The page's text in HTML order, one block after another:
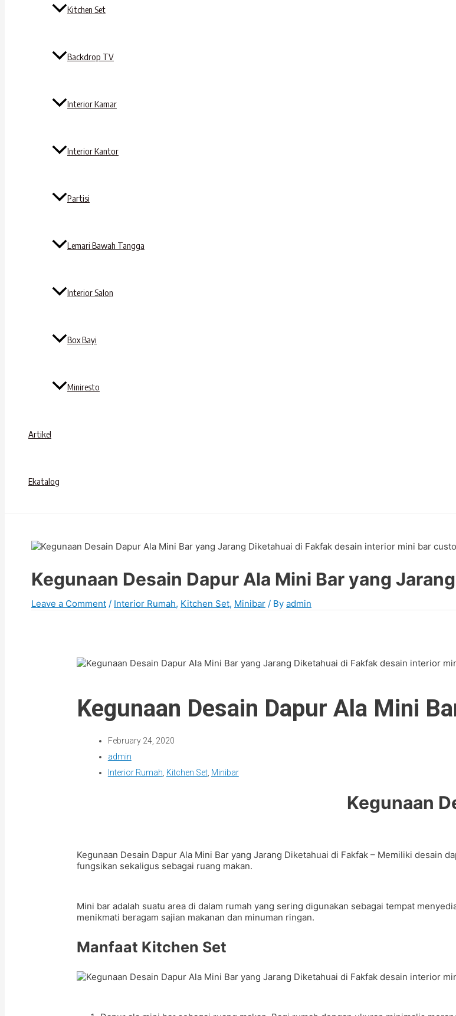
Kitchen Set
Backdrop TV
Interior Kamar
Interior Kantor
Partisi
Lemari Bawah Tangga
Interior Salon
Box Bayi
Miniresto
Artikel
Ekatalog
Kegunaan Desain Dapur Ala Mini Bar yang
Leave a Comment / Interior Rumah, Kitchen Set, Minibar / By admin
Kegunaan Desain Dapur Ala Mini
February 24, 2020
admin
Interior Rumah Kitchen Set, Minibar
Kegunaan
Kegunaan Desain Dapur Ala Mini Bar yang Jarang Diketahuai di Fakfak – Memiliki desain
fungsikan sekaligus sebagai ruang makan.
Mini bar adalah suatu area di dalam rumah yang sering digunakan sebagai tempat
menikmati beragam sajian makanan dan minuman ringan.
Manfaat Kitchen Set